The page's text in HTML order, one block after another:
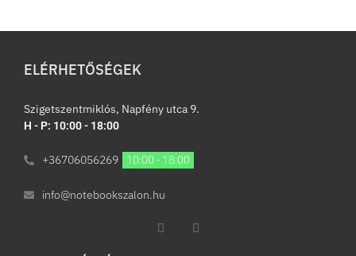
ELÉRHETŐSÉGEK
Szigetszentmiklós, Napfény utca 9.
H - P: 10:00 - 18:00
+36706056269 10:00 - 18:00
info@notebookszalon.hu